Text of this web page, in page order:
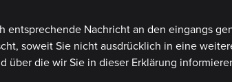
Nachricht an den eingangs
soweit Sie nicht ausdrücklich in eine
die wir Sie in dieser Erklärung